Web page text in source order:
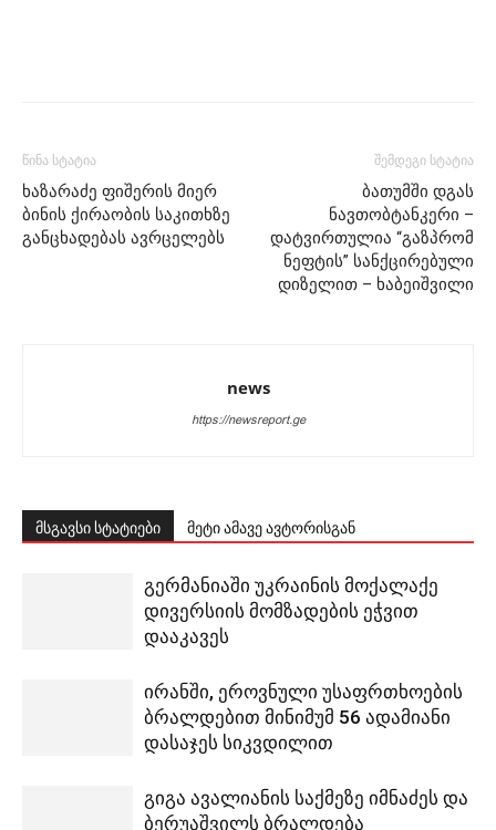
წინა სტატია
ხაზარაძე ფიშერის მიერ
ბინის ქირაობის საკითხზე
განცხადებას ავრცელებს
შემდეგი სტატია
ბათუმში დგას
ნავთობტანკერი –
დატვირთულია “გაზპრომ
ნეფტის” სანქცირებული
დიზელით – ხაბეიშვილი
news
https://newsreport.ge
მსგავსი სტატიები მეტი ამავე ავტორისგან
გერმანიაში უკრაინის მოქალაქე
დივერსიის მომზადების ეჭვით
დააკავეს
ირანში, ეროვნული უსაფრთხოების
ბრალდებით მინიმუმ 56 ადამიანი
დასაჯეს სიკვდილით
გიგა ავალიანის საქმეზე იმნაძეს და
ბერუაშვილს ბრალდება